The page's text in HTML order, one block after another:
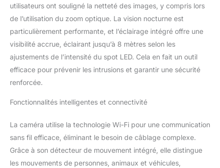
lequel être alerté.
ÉCLAIRAGE
Il vous aide à faire fuir les
intrus et peut même
éclairer votre chemin la
nuit AUCUN FRAIS
fonctionnalités, mises à
100% SÉCURISÉES : Vos
données sont stockées
et sécurisées en local sur
une carte microSD
utilisateurs ont souligné la netteté des images, y compris lors
de l’utilisation du zoom optique. La vision nocturne est
particulièrement performante, et l’éclairage intégré offre une
visibilité accrue, éclairant jusqu’à 8 mètres selon les
ajustements de l’intensité du spot LED. Cela en fait un outil
efficace pour prévenir les intrusions et garantir une sécurité
renforcée.
Fonctionnalités intelligentes et connectivité
La caméra utilise la technologie Wi-Fi pour une communication
sans fil efficace, éliminant le besoin de câblage complexe.
Grâce à son détecteur de mouvement intégré, elle distingue
les mouvements de personnes, animaux et véhicules,